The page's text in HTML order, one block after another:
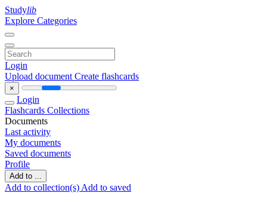
Studylib
Explore Categories
Login
Upload document Create flashcards
×
Login
Flashcards Collections
Documents
Last activity
My documents
Saved documents
Profile
Add to ...
Add to collection(s) Add to saved